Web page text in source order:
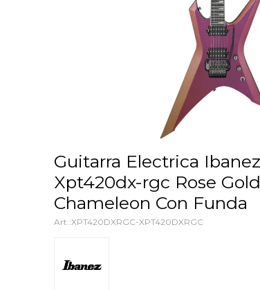
Guitarra Electrica Ibanez
Xpt420dx-rgc Rose Gold
Chameleon Con Funda
XPT420DXRGC-XPT420DXRGC